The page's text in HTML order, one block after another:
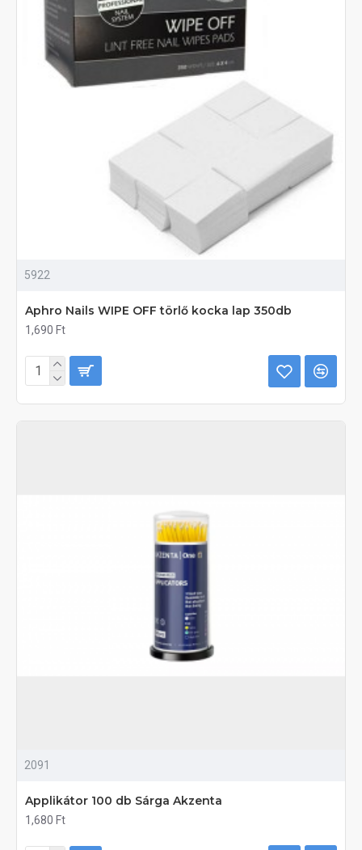
5922
Aphro Nails WIPE OFF törlő kocka lap 350db
1,690 Ft
2091
Applikátor 100 db Sárga Akzenta
1,680 Ft